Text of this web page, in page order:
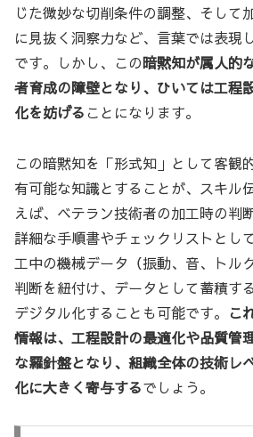
じた微妙な切削条件の調整、そして
に見抜く洞察力など、言葉では表現
です。しかし、この暗黙知が属人的
者育成の障壁となり、ひいては工程
化を妨げることになります。
この暗黙知を「形式知」として客観
有可能な知識とすることが、スキル
えば、ベテラン技術者の加工時の判
詳細な手順書やチェックリストとし
工中の機械データ（振動、音、トル
判断を紐付け、データとして蓄積す
デジタル化することも可能です。 こ
情報は、工程設計の最適化や品質管
な羅針盤となり、組織全体の技術レ
化に大きく寄与するでしょう。